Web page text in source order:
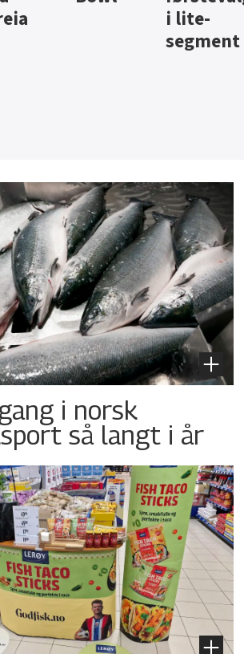
i norsk
så langt i år